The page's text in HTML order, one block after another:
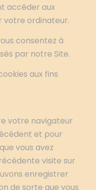
accéder aux
votre ordinateur.
consentez à
par notre Site.
aux fins
votre navigateur
et pour
vous avez
visite sur
enregistrer
de sorte que vous